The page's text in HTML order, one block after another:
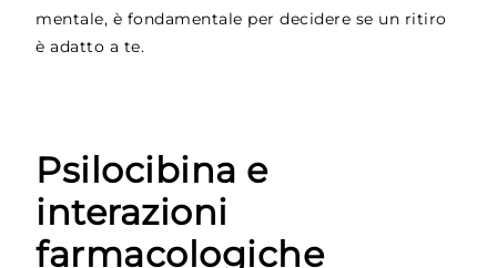
mentale, è fondamentale per decidere se un ritiro
è adatto a te.
Psilocibina e
interazioni
farmacologiche